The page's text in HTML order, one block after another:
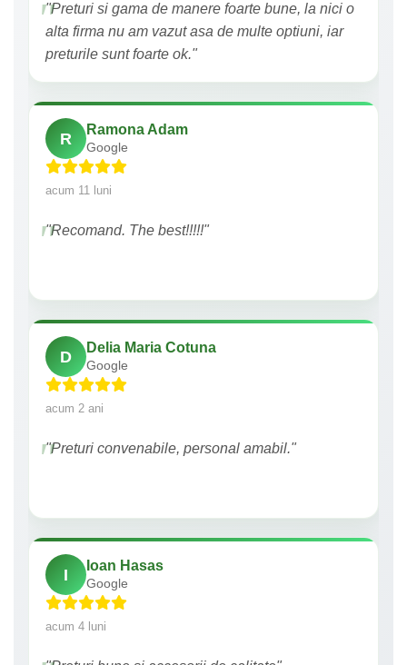
"Preturi si gama de manere foarte bune, la nici o
alta firma nu am vazut asa de multe optiuni, iar
preturile sunt foarte ok."
R
Ramona Adam
Google
acum 11 luni
"Recomand. The best!!!!!"
D
Delia Maria Cotuna
Google
acum 2 ani
"Preturi convenabile, personal amabil."
I
Ioan Hasas
Google
acum 4 luni